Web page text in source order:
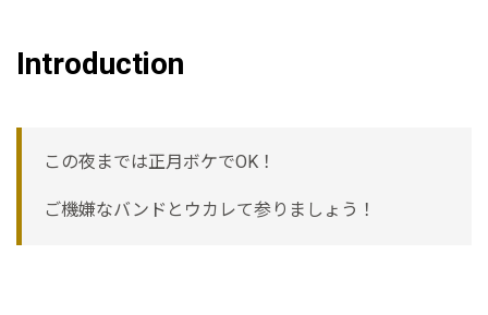
Introduction
この夜までは正月ボケでOK！
ご機嫌なバンドとウカレて参りましょう！